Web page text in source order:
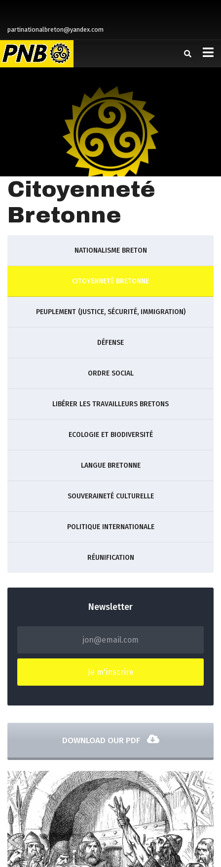
partinationalbreton@yandex.com
Citoyenneté
Bretonne
NATIONALISME BRETON
CITOYENNETÉ BRETONNE
PEUPLEMENT (JUSTICE, SÉCURITÉ, IMMIGRATION)
DÉFENSE
ORDRE SOCIAL
LIBÉRER LES TRAVAILLEURS BRETONS
ECOLOGIE ET BIODIVERSITÉ
LANGUE BRETONNE
SOUVERAINETÉ CULTURELLE
POLITIQUE INTERNATIONALE
RÉUNIFICATION
Newsletter
DOWNLOAD OUR PDF